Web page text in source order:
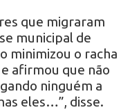
que migraram
municipal de
minimizou o racha
afirmou que não
ninguém a
eles…”, disse.